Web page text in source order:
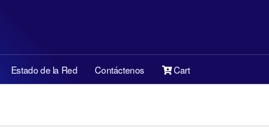
Estado de la Red Contáctenos Cart